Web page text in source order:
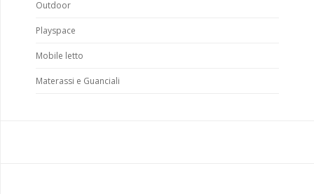
Outdoor
Playspace
Mobile letto
Materassi e Guanciali